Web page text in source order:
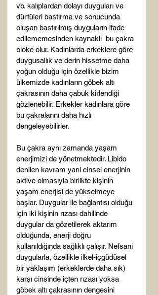
vb. kalıplardan dolayı duyguları ve
dürtüleri bastırma ve sonucunda
oluşan bastırılmış duyguların ifade
edilememesinden kaynaklı  bu çakra
bloke olur. Kadınlarda erkeklere göre
duygusallık ve derin hissetme daha
yoğun olduğu için özellikle bizim
ülkemizde kadınların göbek altı
çakrasının daha çabuk kirlendiği
gözlenebilir. Erkekler kadınlara göre
bu çakralarını daha hızlı
dengeleyebilirler.
Bu çakra aynı zamanda yaşam
enerjimizi de yönetmektedir. Libido
denilen kavram yani cinsel enerjinin
aktive olmasıyla birlikte kişinin
yaşam enerjisi de yükselmeye
başlar. Duygular ile bağlantısı olduğu
için iki kişinin rızası dahilinde
duygular da gözetilerek aktarım
olduğunda, enerji doğru
kullanıldığında sağlıklı çalışır. Nefsani
duygularla, özellikle ilkel-içgüdüsel
bir yaklaşım (erkeklerde daha sık)
karşı cinsinde içten rızası yoksa
göbek altı çakrasının dengesini